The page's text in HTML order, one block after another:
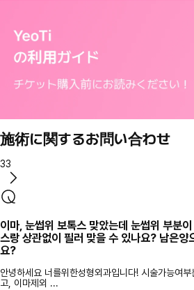
施術に関するお問い合わせ
33
이마, 눈썹위 보톡스 맞았는데 눈썹위 부분
스랑 상관없이 필러 맞을 수 있나요? 남은양
요?
안녕하세요 너를위한성형외과입니다! 시술가능여
고, 이마제외 ...